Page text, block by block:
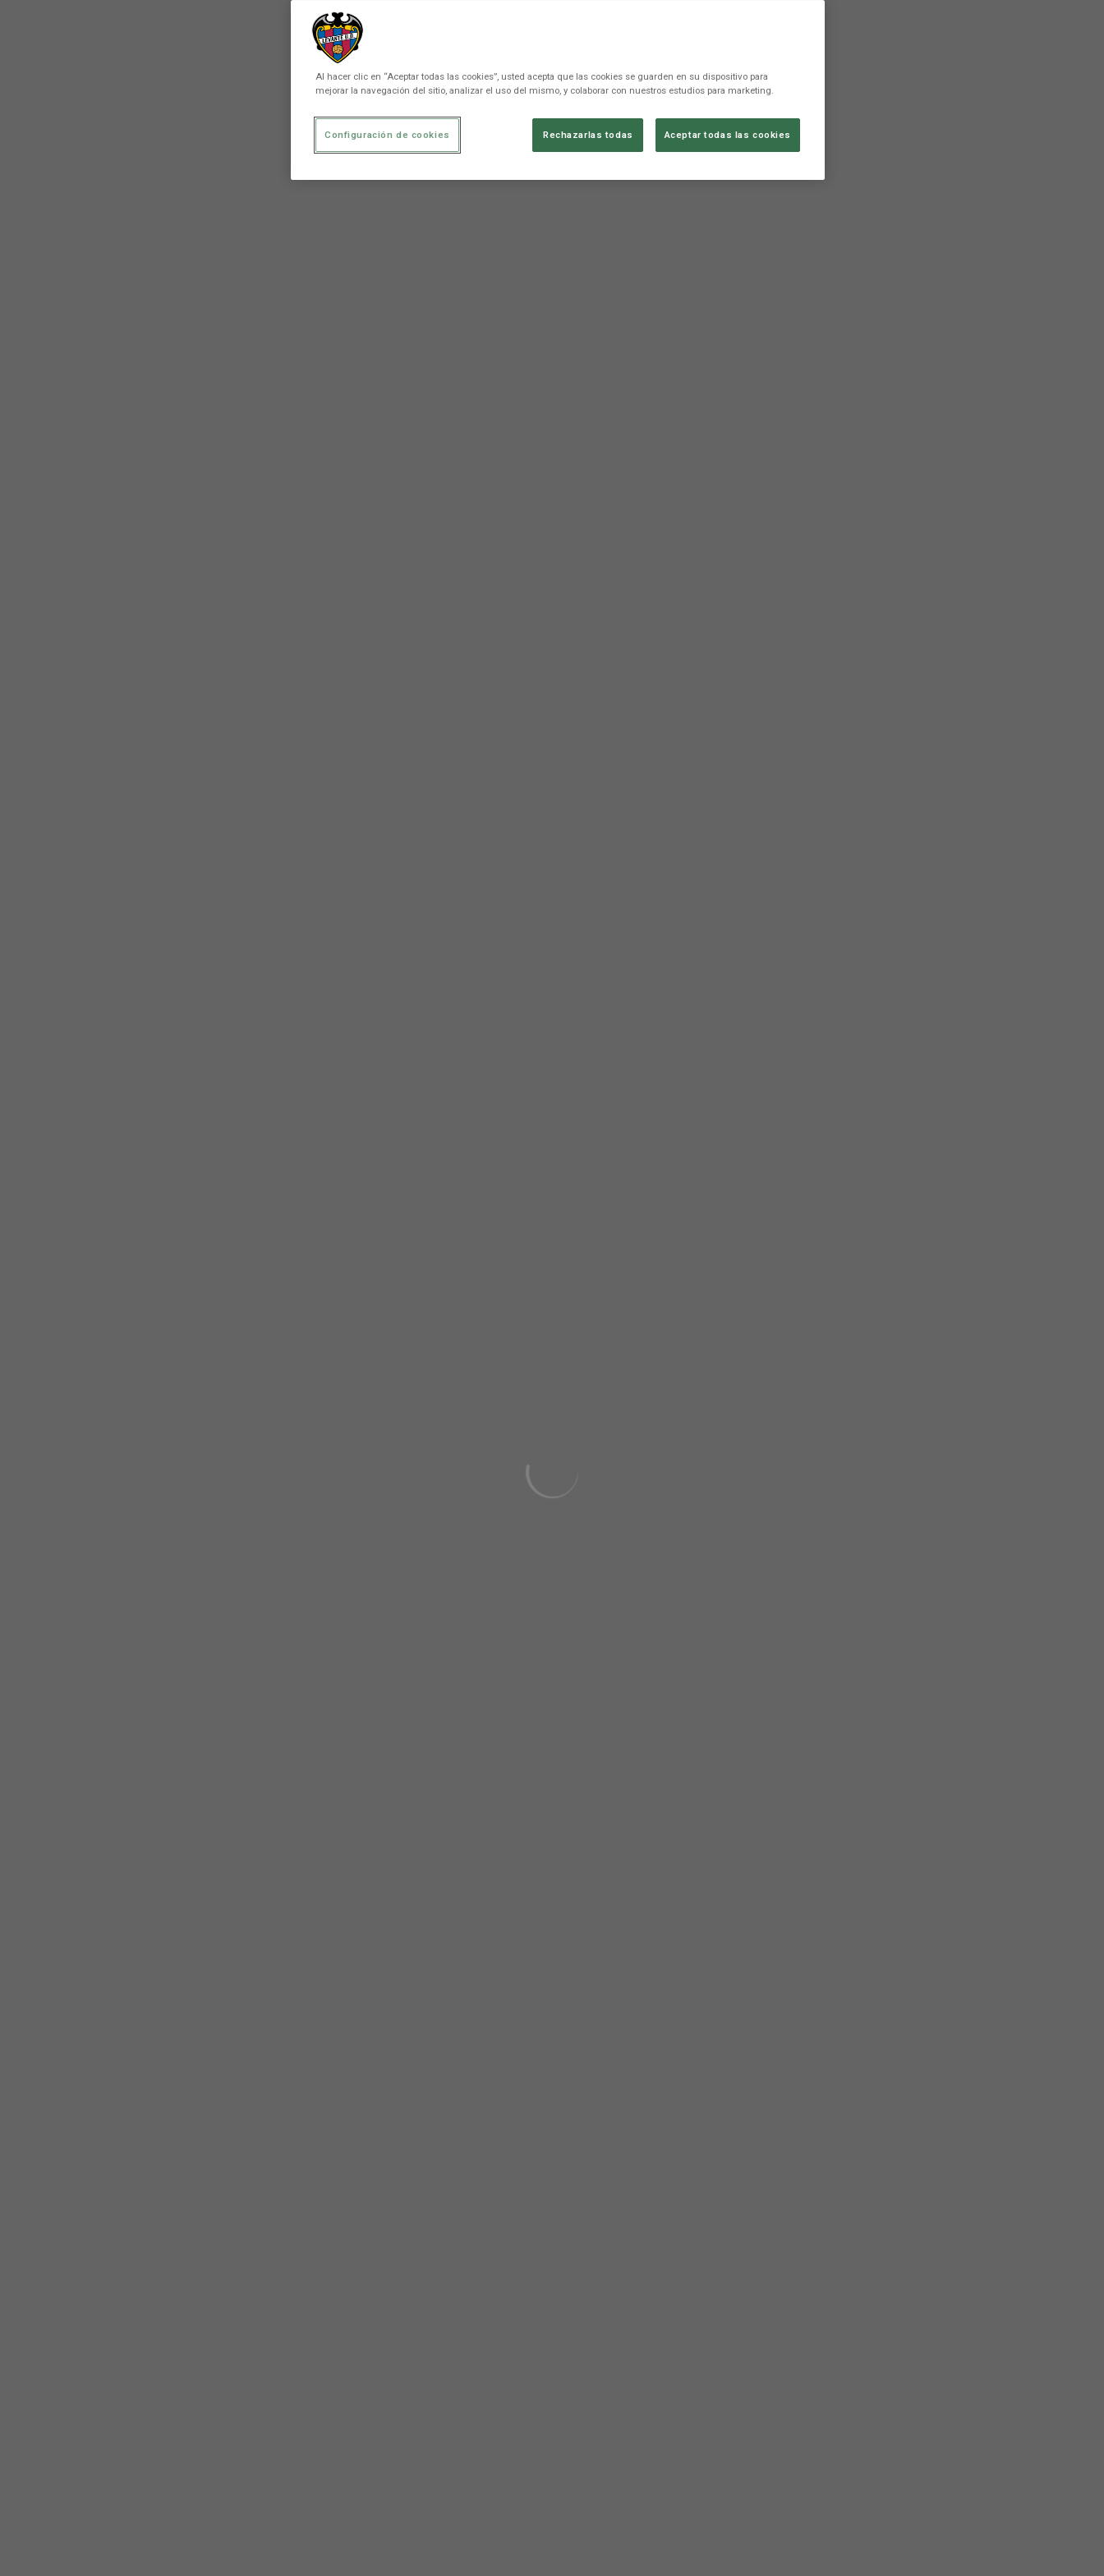
Al hacer clic en “Aceptar todas las cookies”, usted acepta que las cookies se guarden en su dispositivo para
mejorar la navegación del sitio, analizar el uso del mismo, y colaborar con nuestros estudios para marketing.
Rechazarlas todas Aceptar todas las cookies
Configuración de cookies